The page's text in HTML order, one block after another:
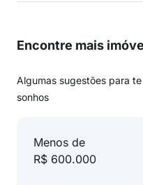
Encontre mais
Algumas sugestões para
sonhos
Menos de
R$ 600.000